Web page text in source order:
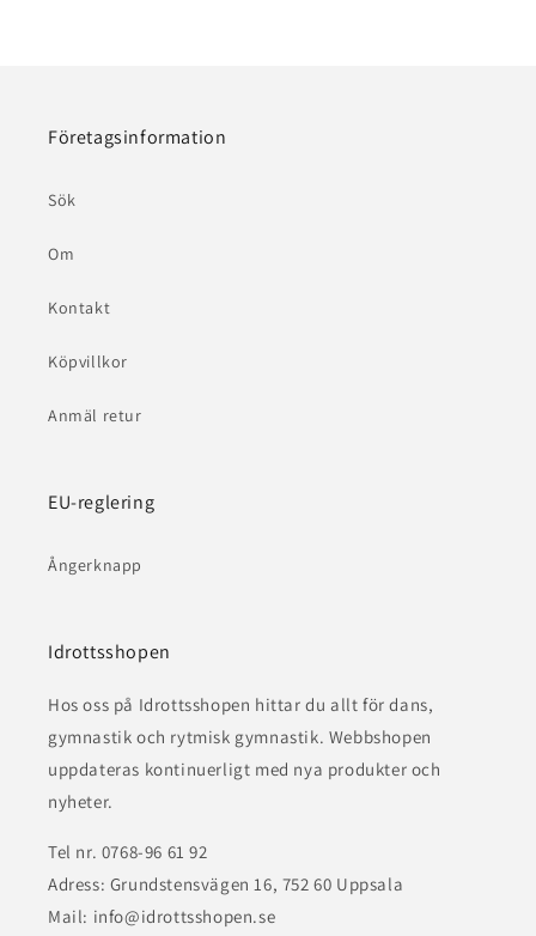
Företagsinformation
Sök
Om
Kontakt
Köpvillkor
Anmäl retur
EU-reglering
Ångerknapp
Idrottsshopen
Hos oss på Idrottsshopen hittar du allt för dans,
gymnastik och rytmisk gymnastik. Webbshopen
uppdateras kontinuerligt med nya produkter och
nyheter.
Tel nr. 0768-96 61 92
Adress: Grundstensvägen 16, 752 60 Uppsala
Mail: info@idrottsshopen.se